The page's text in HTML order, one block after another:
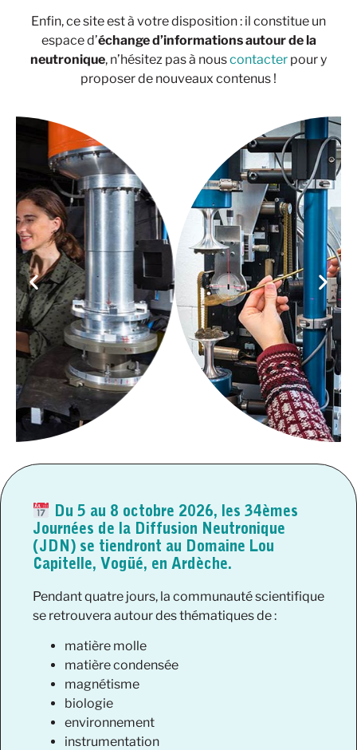
Enfin, ce site est à votre disposition : il constitue un
espace d’échange d’informations autour de la
neutronique, n’hésitez pas à nouscontacter pour y
proposer de nouveaux contenus !
Du 5 au 8 octobre 2026, les 34èmes
Journées de la Diffusion Neutronique
(JDN) se tiendront au Domaine Lou
Capitelle, Vogüé, en Ardèche.
Pendant quatre jours, la communauté scientifique
se retrouvera autour des thématiques de :
matière molle
matière condensée
magnétisme
biologie
environnement
instrumentation